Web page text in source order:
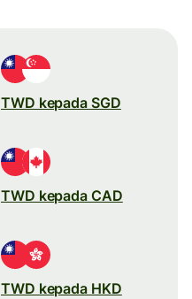
TWD kepada SGD
TWD kepada CAD
TWD kepada HKD